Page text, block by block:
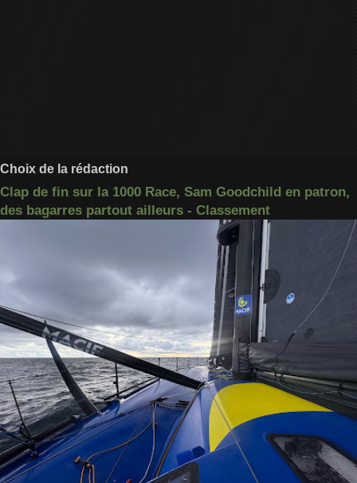
Choix de la rédaction
Clap de fin sur la 1000 Race, Sam Goodchild en patron,
des bagarres partout ailleurs - Classement